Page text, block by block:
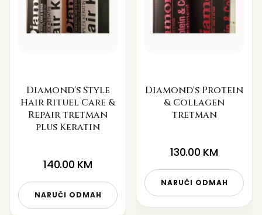
Diamond's Style
Hair Rituel Care &
Repair tretman
plus Keratin
140.00 KM
NARUČI ODMAH
Diamond's Protein
& Collagen
tretman
130.00 KM
NARUČI ODMAH